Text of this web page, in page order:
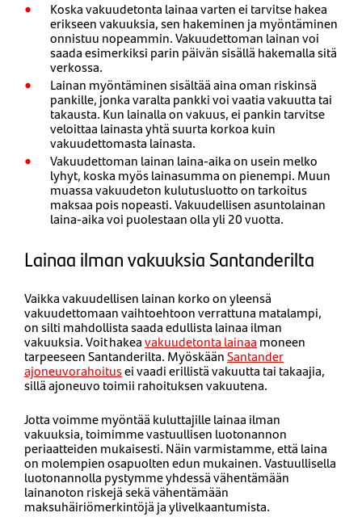
Koska vakuudetonta lainaa varten ei tarvitse hakea
erikseen vakuuksia, sen hakeminen ja myöntäminen
onnistuu nopeammin. Vakuudettoman lainan voi
saada esimerkiksi parin päivän sisällä hakemalla sitä
verkossa.
Lainan myöntäminen sisältää aina oman riskinsä
pankille, jonka varalta pankki voi vaatia vakuutta tai
takausta. Kun lainalla on vakuus, ei pankin tarvitse
veloittaa lainasta yhtä suurta korkoa kuin
vakuudettomasta lainasta.
Vakuudettoman lainan laina-aika on usein melko
lyhyt, koska myös lainasumma on pienempi. Muun
muassa vakuudeton kulutusluotto on tarkoitus
maksaa pois nopeasti. Vakuudellisen asuntolainan
laina-aika voi puolestaan olla yli 20 vuotta.
Lainaa ilman vakuuksia Santanderilta
Vaikka vakuudellisen lainan korko on yleensä
vakuudettomaan vaihtoehtoon verrattuna matalampi,
on silti mahdollista saada edullista lainaa ilman
vakuuksia. Voit hakeavakuudetonta lainaa moneen
tarpeeseen Santanderilta. MyöskäänSantander
ajoneuvorahoitusei vaadi erillistä vakuutta tai takaajia,
sillä ajoneuvo toimii rahoituksen vakuutena.
Jotta voimme myöntää kuluttajille lainaa ilman
vakuuksia, toimimme vastuullisen luotonannon
periaatteiden mukaisesti. Näin varmistamme, että laina
on molempien osapuolten edun mukainen. Vastuullisella
luotonannolla pystymme yhdessä vähentämään
lainanoton riskejä sekä vähentämään
maksuhäiriömerkintöjä ja ylivelkaantumista.